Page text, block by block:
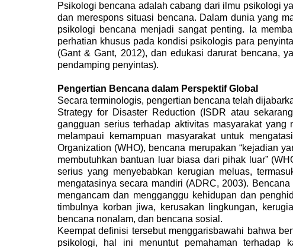
Psikologi bencana adalah cabang dari ilmu psikologi
dan merespons situasi bencana. Dalam dunia yang
psikologi bencana menjadi sangat penting. Ia
perhatian khusus pada kondisi psikologis para
(Gant & Gant, 2012), dan edukasi darurat bencana,
pendamping penyintas).
Pengertian Bencana dalam Perspektif Global
Secara terminologis, pengertian bencana telah
Strategy for Disaster Reduction (ISDR atau
gangguan serius terhadap aktivitas masyarakat
melampaui kemampuan masyarakat untuk
Organization (WHO), bencana merupakan “kejadian
membutuhkan bantuan luar biasa dari pihak luar”
serius yang menyebabkan kerugian meluas,
mengatasinya secara mandiri (ADRC, 2003).
mengancam dan mengganggu kehidupan dan
timbulnya korban jiwa, kerusakan lingkungan,
bencana nonalam, dan bencana sosial.
Keempat definisi tersebut menggarisbawahi bahwa
psikologi, hal ini menuntut pemahaman terhadap